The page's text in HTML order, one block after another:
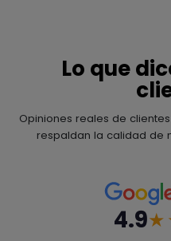
Lo que
Opiniones reales de
respaldan la calidad de
4.9